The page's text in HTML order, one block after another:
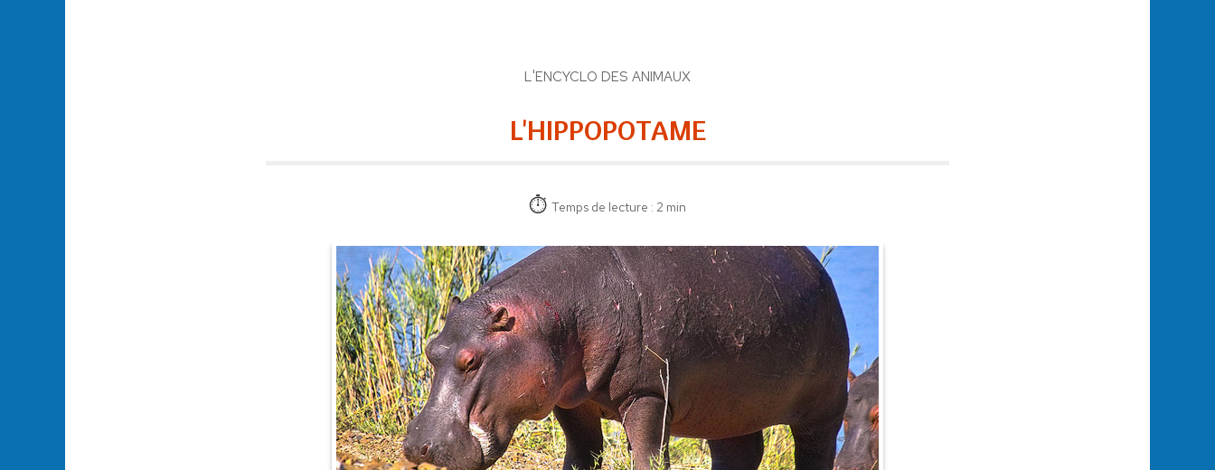
L'ENCYCLO DES ANIMAUX
L'HIPPOPOTAME
Temps de lecture : 2 min